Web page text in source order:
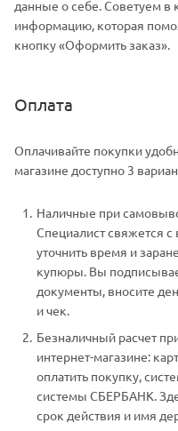
данные о себе. Советуем в
информацию, которая
кнопку «Оформить заказ».
Оплата
Оплачивайте покупки
магазине доступно 3
Наличные при
Специалист свяжется с
уточнить время и
купюры. Вы
документы, вносите
и чек.
Безналичный расчет
интернет-магазине:
оплатить покупку,
системы СБЕРБАНК.
срок действия и имя